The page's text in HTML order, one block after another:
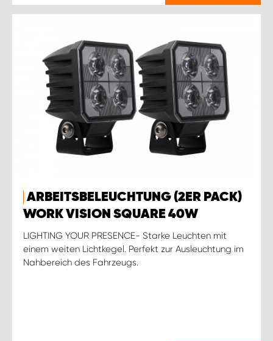
ARBEITSBELEUCHTUNG (2ER PACK)
WORK VISION SQUARE 40W
LIGHTING YOUR PRESENCE- Starke Leuchten mit
einem weiten Lichtkegel. Perfekt zur Ausleuchtung im
Nahbereich des Fahrzeugs.